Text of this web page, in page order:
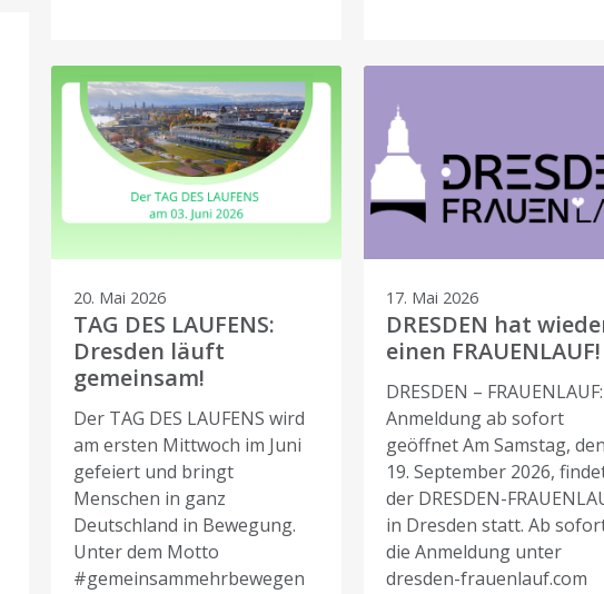
20. Mai 2026
TAG DES LAUFENS:
Dresden läuft
gemeinsam!
Der TAG DES LAUFENS wird
am ersten Mittwoch im Juni
gefeiert und bringt
Menschen in ganz
Deutschland in Bewegung.
Unter dem Motto
#gemeinsammehrbewegen
17. Mai 2026
DRESDEN hat
einen FRAUENLAUF!
DRESDEN – FRAUENLAUF:
Anmeldung ab sofort
geöffnet Am Samstag, den
19. September 2026,
der DRESDEN-
in Dresden statt. Ab
die Anmeldung unter
dresden-frauenlauf.com